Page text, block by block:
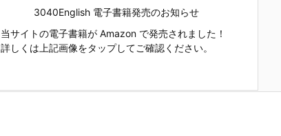
3040English 電子書籍発売のお知らせ
当サイトの電子書籍が Amazon で発売されました！
詳しくは上記画像をタップしてご確認ください。